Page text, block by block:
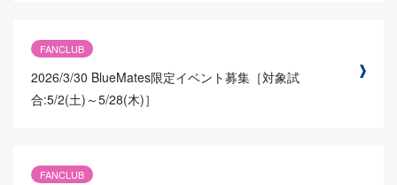
FANCLUB
2026/3/30 BlueMates限定イベント募集［対象試
合:5/2(土)～5/28(木)］
FANCLUB